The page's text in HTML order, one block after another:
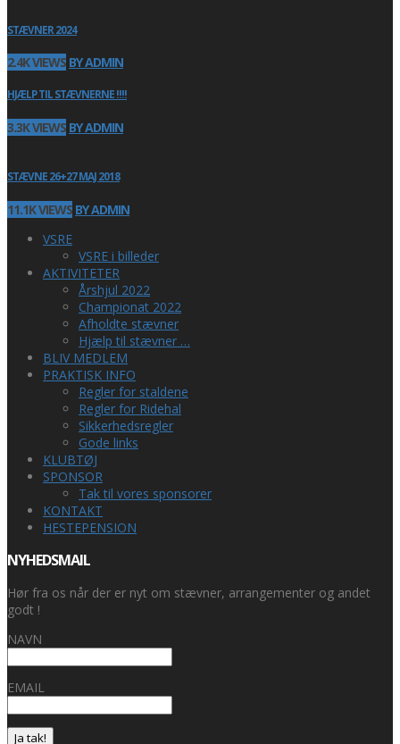
STÆVNER 2024
2.4K VIEWS BY ADMIN
HJÆLP TIL STÆVNERNE !!!!
3.3K VIEWS BY ADMIN
STÆVNE 26+27 MAJ 2018
11.1K VIEWS BY ADMIN
VSRE
VSRE i billeder
AKTIVITETER
Årshjul 2022
Championat 2022
Afholdte stævner
Hjælp til stævner …
BLIV MEDLEM
PRAKTISK INFO
Regler for staldene
Regler for Ridehal
Sikkerhedsregler
Gode links
KLUBTØJ
SPONSOR
Tak til vores sponsorer
KONTAKT
HESTEPENSION
NYHEDSMAIL
Hør fra os når der er nyt om stævner, arrangementer og andet
godt !
NAVN
EMAIL
Ja tak!